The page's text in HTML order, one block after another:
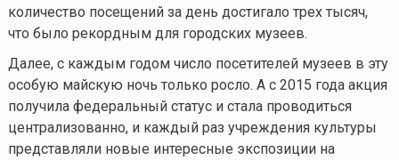
количество посещений за день достигало трех тысяч,
что было рекордным для городских музеев.
Далее, с каждым годом число посетителей музеев в эту
особую майскую ночь только росло. А с 2015 года акция
получила федеральный статус и стала проводиться
централизованно, и каждый раз учреждения культуры
представляли новые интересные экспозиции на